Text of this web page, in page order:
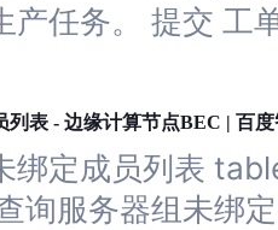
平台
百度智能云灵医
赋能合作伙伴打造客户
产任务。 提交 工
列表 - 边缘计算节点BEC | 百
绑定成员列表
询服务器组未绑